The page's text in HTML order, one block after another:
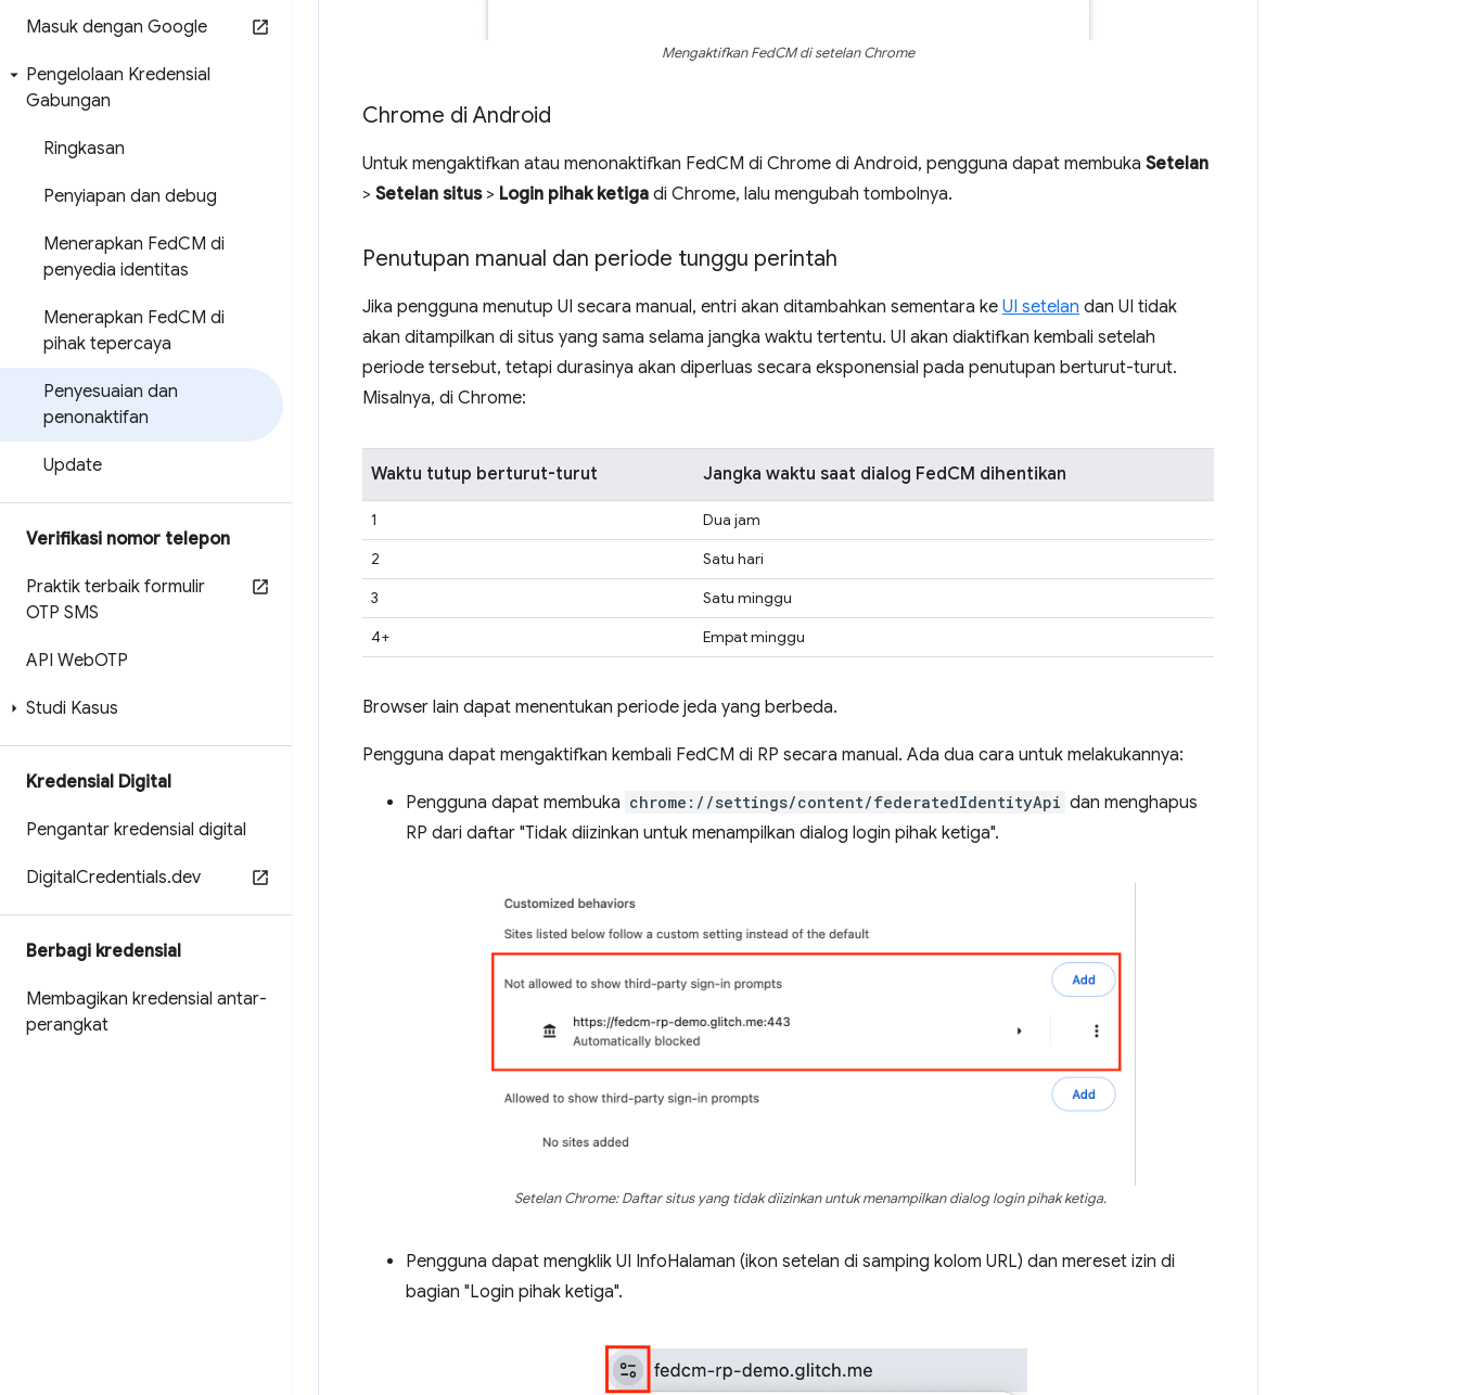
Masuk dengan Google
Pengelolaan Kredensial
Gabungan
Ringkasan
Penyiapan dan debug
Menerapkan FedCM di
penyedia identitas
Menerapkan FedCM di
pihak tepercaya
Penyesuaian dan
penonaktifan
Update
Verifikasi nomor telepon
Praktik terbaik formulir
OTP SMS
API WebOTP
Studi Kasus
Kredensial Digital
Pengantar kredensial digital
DigitalCredentials.dev
Berbagi kredensial
Membagikan kredensial antar-
perangkat
Mengaktifkan FedCM di setelan Chrome
Chrome di Android
Untuk mengaktifkan atau menonaktifkan FedCM di Chrome di Android, pengguna dapat membuka Setelan
> Setelan situs> Login pihak ketiga di Chrome, lalu mengubah tombolnya.
Penutupan manual dan periode tunggu perintah
Jika pengguna menutup UI secara manual, entri akan ditambahkan sementara ke UI setelan dan UI tidak
akan ditampilkan di situs yang sama selama jangka waktu tertentu. UI akan diaktifkan kembali setelah
periode tersebut, tetapi durasinya akan diperluas secara eksponensial pada penutupan berturut-turut.
Misalnya, di Chrome:
Waktu tutup berturut-turut Jangka waktu saat dialog FedCM dihentikan
1
Dua jam
2
Satu hari
3
Satu minggu
4+
Empat minggu
Browser lain dapat menentukan periode jeda yang berbeda.
Pengguna dapat mengaktifkan kembali FedCM di RP secara manual. Ada dua cara untuk melakukannya:
Pengguna dapat membuka chrome://settings/content/federatedIdentityApi dan menghapus
RP dari daftar "Tidak diizinkan untuk menampilkan dialog login pihak ketiga".
Setelan Chrome: Daftar situs yang tidak diizinkan untuk menampilkan dialog login pihak ketiga.
Pengguna dapat mengklik UI InfoHalaman (ikon setelan di samping kolom URL) dan mereset izin di
bagian "Login pihak ketiga".